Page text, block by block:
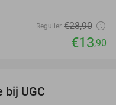
Regulier €28,90
€13,90
bij UGC